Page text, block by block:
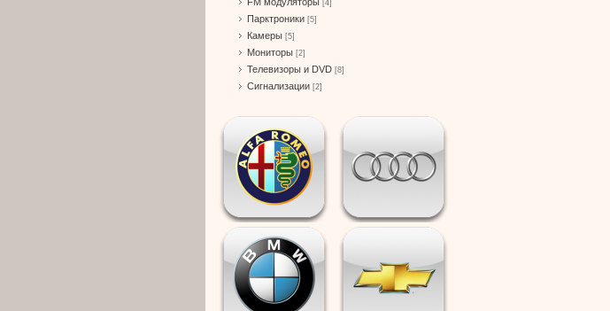
[4]
Парктроники [5]
Камеры [5]
Мониторы [2]
Телевизоры и DVD [8]
Сигнализации [2]